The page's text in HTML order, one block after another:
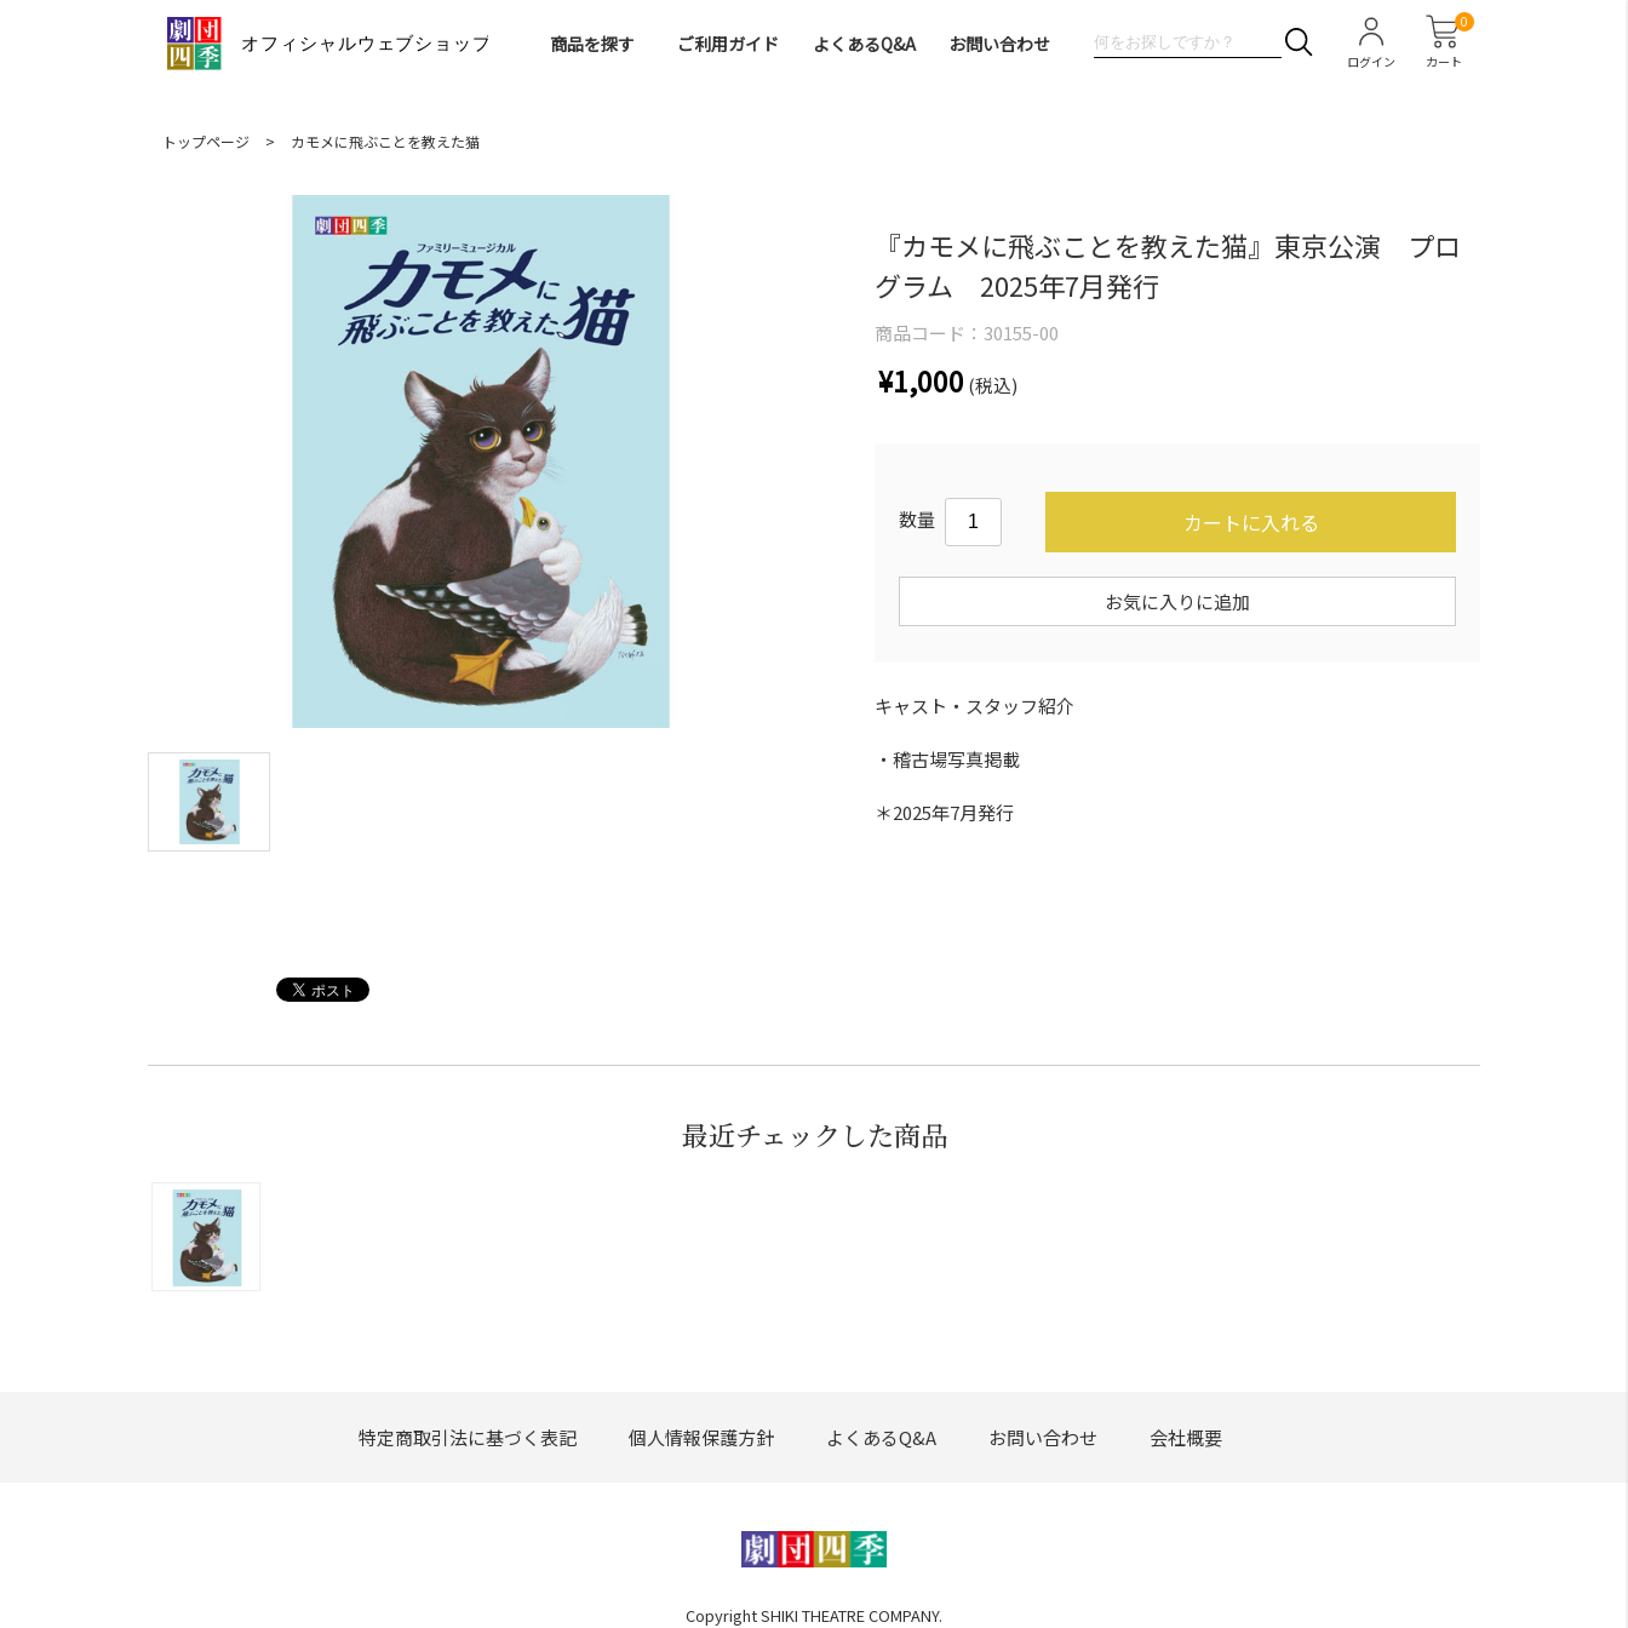
商品を探す ご利用ガイド よくあるQ&A お問い合わせ
カート
0
ログイン
トップページ > カモメに飛ぶことを教えた猫
『カモメに飛ぶことを教えた猫』東京公演 プロ
グラム 2025年7月発行
商品コード： 30155-00
¥1,000 (税込)
数量 カートに入れる
お気に入りに追加
キャスト・スタッフ紹介
・稽古場写真掲載
＊2025年7月発行
最近チェックした商品
特定商取引法に基づく表記 個人情報保護方針 よくあるQ&A お問い合わせ 会社概要
Copyright SHIKI THEATRE COMPANY.